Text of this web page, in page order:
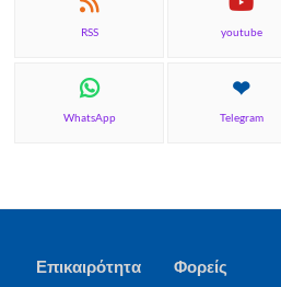
RSS youtube
WhatsApp Telegram
Επικαιρότητα Φορείς